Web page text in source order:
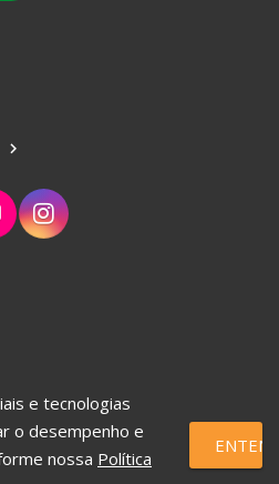
keyboard_arrow_right
os direitos reservados.
e tecnologias
o desempenho e
nossa Política